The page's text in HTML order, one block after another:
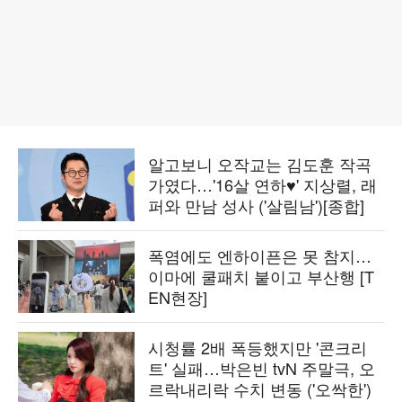
알고보니 오작교는 김도훈 작곡
가였다…'16살 연하♥' 지상렬, 래
퍼와 만남 성사 ('살림남')[종합]
폭염에도 엔하이픈은 못 참지…
이마에 쿨패치 붙이고 부산행 [T
EN현장]
시청률 2배 폭등했지만 '콘크리
트' 실패…박은빈 tvN 주말극, 오
르락내리락 수치 변동 ('오싹한')